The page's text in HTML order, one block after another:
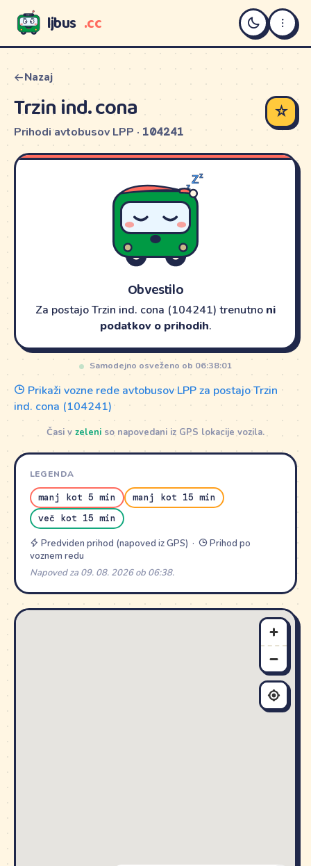
LJBUS ljbus .cc
Nazaj
Trzin ind. cona
Prihodi avtobusov LPP · 104241
☆
Obvestilo
Za postajo Trzin ind. cona (104241) trenutno ni
podatkov o prihodih.
Samodejno osveženo ob 06:38:01
Prikaži vozne rede avtobusov LPP za postajo Trzin
ind. cona (104241)
Časi v zeleni so napovedani iz GPS lokacije vozila.
LEGENDA
manj kot 5 min
manj kot 15 min
več kot 15 min
Predviden prihod (napoved iz GPS) ·
Prihod po
voznem redu
Napoved za 09. 08. 2026 ob 06:38.